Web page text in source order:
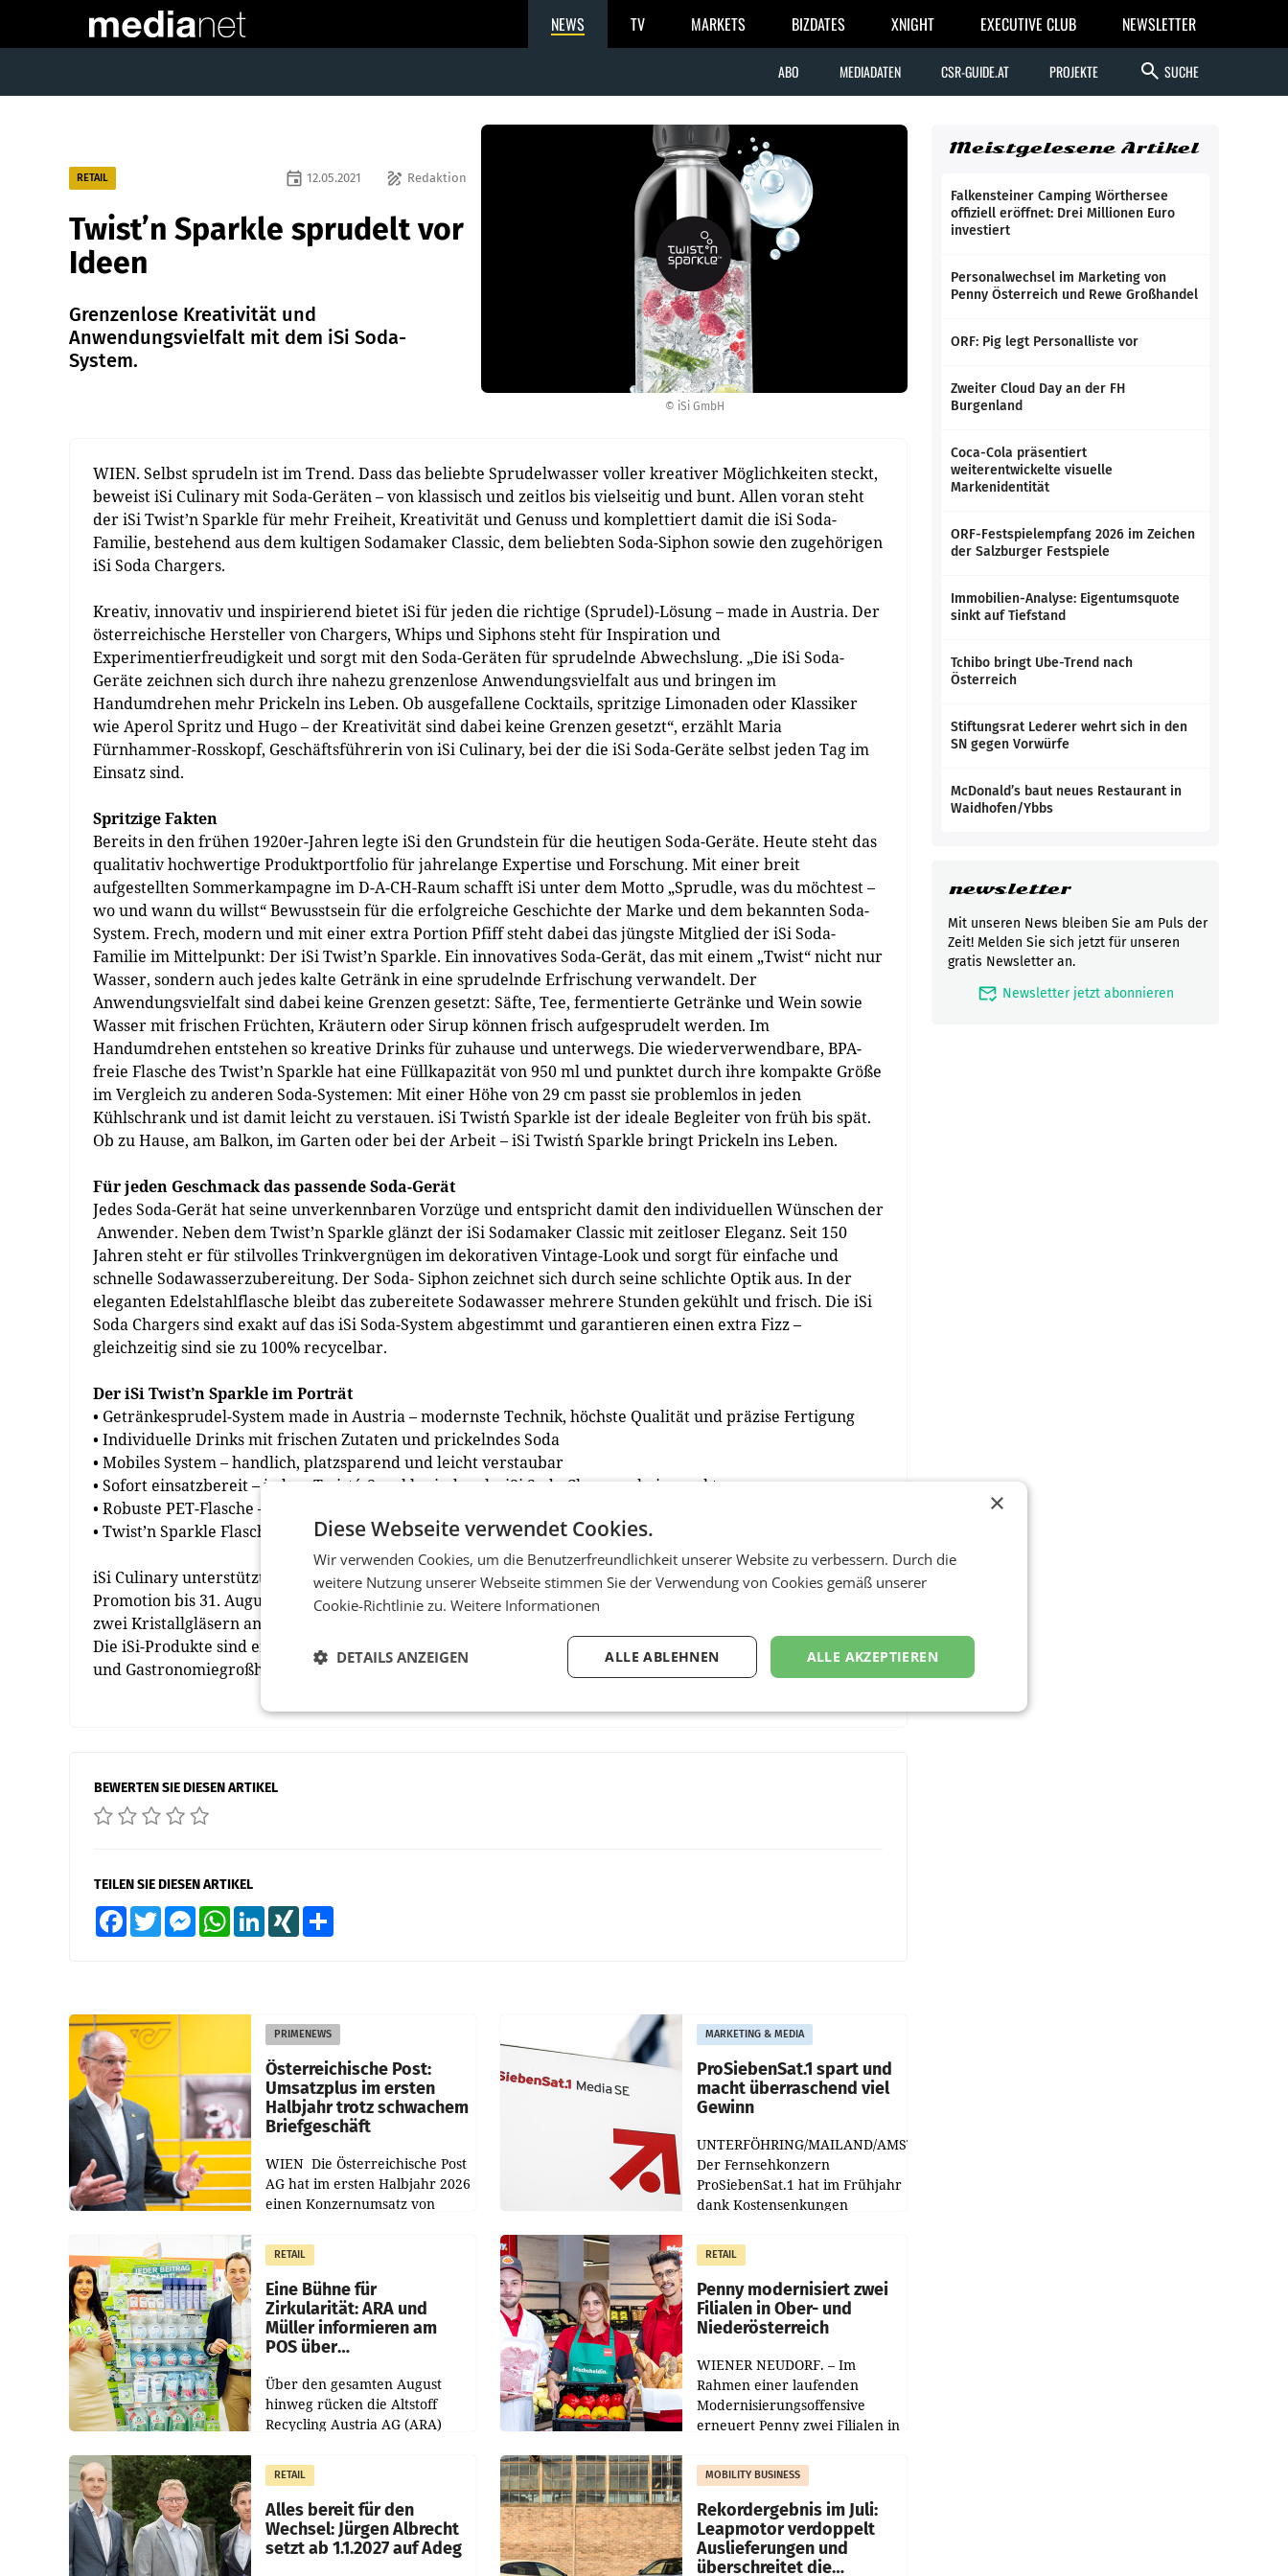
NEWS TV MARKETS BIZDATES XNIGHT EXECUTIVE CLUB NEWSLETTER
ABO MEDIADATEN CSR-GUIDE.AT PROJEKTE search SUCHE
© iSi GmbH
RETAIL draw Redaktion
event 12.05.2021
Twist’n Sparkle sprudelt vor
Ideen
Grenzenlose Kreativität und
Anwendungsvielfalt mit dem iSi Soda-
System.
WIEN. Selbst sprudeln ist im Trend. Dass das beliebte Sprudelwasser voller kreativer Möglichkeiten steckt,
beweist iSi Culinary mit Soda-Geräten – von klassisch und zeitlos bis vielseitig und bunt. Allen voran steht
der iSi Twist’n Sparkle für mehr Freiheit, Kreativität und Genuss und komplettiert damit die iSi Soda-
Familie, bestehend aus dem kultigen Sodamaker Classic, dem beliebten Soda-Siphon sowie den zugehörigen
iSi Soda Chargers.
Kreativ, innovativ und inspirierend bietet iSi für jeden die richtige (Sprudel)-Lösung – made in Austria. Der
österreichische Hersteller von Chargers, Whips und Siphons steht für Inspiration und
Experimentierfreudigkeit und sorgt mit den Soda-Geräten für sprudelnde Abwechslung. „Die iSi Soda-
Geräte zeichnen sich durch ihre nahezu grenzenlose Anwendungsvielfalt aus und bringen im
Handumdrehen mehr Prickeln ins Leben. Ob ausgefallene Cocktails, spritzige Limonaden oder Klassiker
wie Aperol Spritz und Hugo – der Kreativität sind dabei keine Grenzen gesetzt“, erzählt Maria
Fürnhammer-Rosskopf, Geschäftsführerin von iSi Culinary, bei der die iSi Soda-Geräte selbst jeden Tag im
Einsatz sind.
Spritzige Fakten
Bereits in den frühen 1920er-Jahren legte iSi den Grundstein für die heutigen Soda-Geräte. Heute steht das
qualitativ hochwertige Produktportfolio für jahrelange Expertise und Forschung. Mit einer breit
aufgestellten Sommerkampagne im D-A-CH-Raum schafft iSi unter dem Motto „Sprudle, was du möchtest –
wo und wann du willst“ Bewusstsein für die erfolgreiche Geschichte der Marke und dem bekannten Soda-
System. Frech, modern und mit einer extra Portion Pfiff steht dabei das jüngste Mitglied der iSi Soda-
Familie im Mittelpunkt: Der iSi Twist’n Sparkle. Ein innovatives Soda-Gerät, das mit einem „Twist“ nicht nur
Wasser, sondern auch jedes kalte Getränk in eine sprudelnde Erfrischung verwandelt. Der
Anwendungsvielfalt sind dabei keine Grenzen gesetzt: Säfte, Tee, fermentierte Getränke und Wein sowie
Wasser mit frischen Früchten, Kräutern oder Sirup können frisch aufgesprudelt werden. Im
Handumdrehen entstehen so kreative Drinks für zuhause und unterwegs. Die wiederverwendbare, BPA-
freie Flasche des Twist’n Sparkle hat eine Füllkapazität von 950 ml und punktet durch ihre kompakte Größe
im Vergleich zu anderen Soda-Systemen: Mit einer Höhe von 29 cm passt sie problemlos in jeden
Kühlschrank und ist damit leicht zu verstauen. iSi Twist´n Sparkle ist der ideale Begleiter von früh bis spät.
Ob zu Hause, am Balkon, im Garten oder bei der Arbeit – iSi Twist´n Sparkle bringt Prickeln ins Leben.
Für jeden Geschmack das passende Soda-Gerät
Jedes Soda-Gerät hat seine unverkennbaren Vorzüge und entspricht damit den individuellen Wünschen der
Anwender. Neben dem Twist’n Sparkle glänzt der iSi Sodamaker Classic mit zeitloser Eleganz. Seit 150
Jahren steht er für stilvolles Trinkvergnügen im dekorativen Vintage-Look und sorgt für einfache und
schnelle Sodawasserzubereitung. Der Soda- Siphon zeichnet sich durch seine schlichte Optik aus. In der
eleganten Edelstahlflasche bleibt das zubereitete Sodawasser mehrere Stunden gekühlt und frisch. Die iSi
Soda Chargers sind exakt auf das iSi Soda-System abgestimmt und garantieren einen extra Fizz –
gleichzeitig sind sie zu 100% recycelbar.
Der iSi Twist’n Sparkle im Porträt
• Getränkesprudel-System made in Austria – modernste Technik, höchste Qualität und präzise Fertigung
• Individuelle Drinks mit frischen Zutaten und prickelndes Soda
• Mobiles System – handlich, platzsparend und leicht verstaubar
• Sofort einsatzbereit – jedem Twist´n Sparkle sind sechs iSi Soda Chargers beigepackt
• Robuste PET-Flasche – BPA- und Phthalat-frei, mit Verschlusskappe
• Twist’n Sparkle Flaschenset – zwei zusätzliche PET-Flaschen sind als separates Zubehör erhältlich.
iSi Culinary unterstützt den heimischen stationären Fachhandel mit einer maßgeschneiderten Soda-
Promotion bis 31. August 2021. Im Promotion-Zeitraum wird der iSi Sodamaker Classic im Geschenkset mit
zwei Kristallgläsern angeboten.
Die iSi-Produkte sind erhältlich auf isi-shop.com, im gut sortierten Lebensmitteleinzelhandel sowie im Fach-
und Gastronomiegroßhandel. (red)
BEWERTEN SIE DIESEN ARTIKEL
TEILEN SIE DIESEN ARTIKEL
FacebookTwitter MessengerWhatsAppLinkedInXING
PRIMENEWS
Österreichische Post:
Umsatzplus im ersten
Halbjahr trotz schwachem
Briefgeschäft
WIEN Die Österreichische Post
AG hat im ersten Halbjahr 2026
einen Konzernumsatz von
erwirtschaftet, was einem Plus
von 3,8 Prozent gegenüber
dem Vergleichszeitraum
MARKETING & MEDIA
ProSiebenSat.1 spart und
macht überraschend viel
Gewinn
UNTERFÖHRING/MAILAND/AMSTERDAM.
Der Fernsehkonzern
ProSiebenSat.1 hat im Frühjahr
dank Kostensenkungen
gemacht und die
Markterwartung deutlich
übertroffen.
RETAIL
Eine Bühne für
Zirkularität: ARA und
Müller informieren am
POS über
Über den gesamten August
hinweg rücken die Altstoff
Recycling Austria AG (ARA)
Müller die Initiative „Kreislauf-
Helden“ in allen
österreichischen Müller-Filialen
RETAIL
Penny modernisiert zwei
Filialen in Ober- und
Niederösterreich
WIENER NEUDORF. – Im
Rahmen einer laufenden
Modernisierungsoffensive
erneuert Penny zwei Filialen in
Die beiden Standorte liegen in
Haag sowie im rund
RETAIL
Alles bereit für den
Wechsel: Jürgen Albrecht
setzt ab 1.1.2027 auf Adeg
MOBILITY BUSINESS
Rekordergebnis im Juli:
Leapmotor verdoppelt
Auslieferungen und
überschreitet die
Meistgelesene Artikel
Falkensteiner Camping Wörthersee
offiziell eröffnet: Drei Millionen Euro
investiert
Personalwechsel im Marketing von
Penny Österreich und Rewe Großhandel
ORF: Pig legt Personalliste vor
Zweiter Cloud Day an der FH
Burgenland
Coca-Cola präsentiert
weiterentwickelte visuelle
Markenidentität
ORF-Festspielempfang 2026 im Zeichen
der Salzburger Festspiele
Immobilien-Analyse: Eigentumsquote
sinkt auf Tiefstand
Tchibo bringt Ube-Trend nach
Österreich
Stiftungsrat Lederer wehrt sich in den
SN gegen Vorwürfe
McDonald’s baut neues Restaurant in
Waidhofen/Ybbs
newsletter
Mit unseren News bleiben Sie am Puls der
Zeit! Melden Sie sich jetzt für unseren
gratis Newsletter an.
mark_email_read Newsletter jetzt abonnieren
×
Diese Webseite verwendet Cookies.
Wir verwenden Cookies, um die Benutzerfreundlichkeit unserer Website zu verbessern. Durch die
weitere Nutzung unserer Webseite stimmen Sie der Verwendung von Cookies gemäß unserer
Cookie-Richtlinie zu. Weitere Informationen
ALLE AKZEPTIEREN
ALLE ABLEHNEN
DETAILS ANZEIGEN